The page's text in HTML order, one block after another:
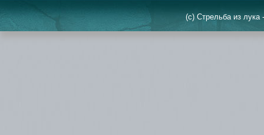
(c) Стрельба из лука